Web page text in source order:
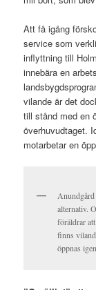
Att få igång
service som
inflyttning till
innebära en
vilande är det
till stånd med en
överhuvudtaget.
motarbetar en
Anundgård
alternativ.
föräldrar
finns
öppnas